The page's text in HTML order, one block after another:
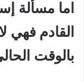
اما مسألة
القادم فهي
بالوقت